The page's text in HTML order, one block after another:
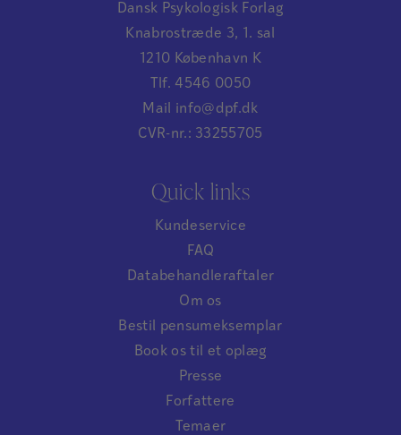
Dansk Psykologisk Forlag
Knabrostræde 3, 1. sal
1210 København K
Tlf. 4546 0050
Mail info@dpf.dk
CVR-nr.: 33255705
Quick links
Kundeservice
FAQ
Databehandleraftaler
Om os
Bestil pensumeksemplar
Book os til et oplæg
Presse
Forfattere
Temaer